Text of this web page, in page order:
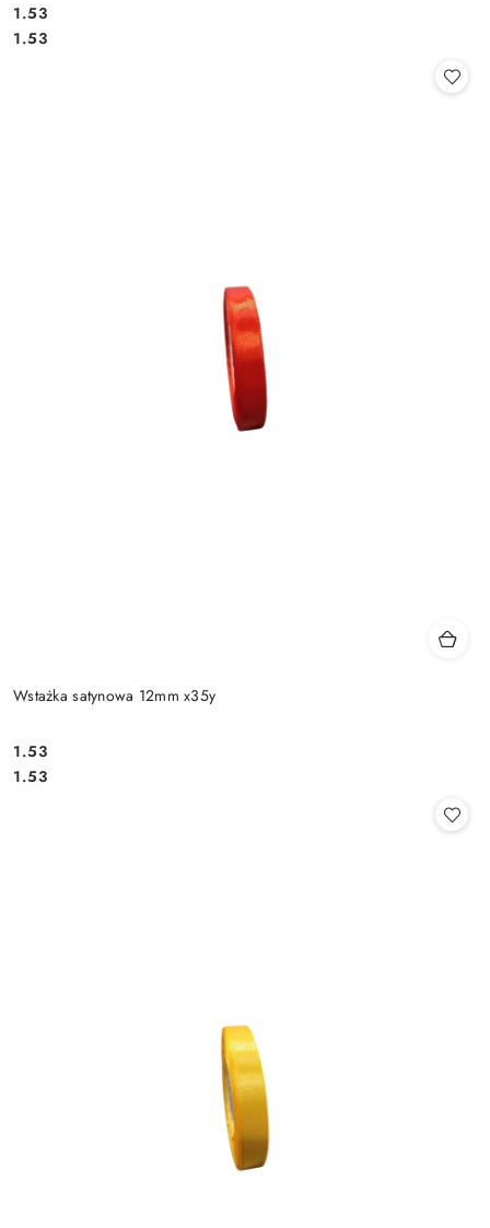
Cena:
1.53
Cena:
1.53
Wstażka satynowa 12mm x35y
Cena:
1.53
Cena:
1.53